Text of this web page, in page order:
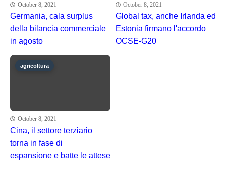
October 8, 2021
Germania, cala surplus
della bilancia commerciale
in agosto
October 8, 2021
Global tax, anche Irlanda ed
Estonia firmano l'accordo
OCSE-G20
agricoltura
October 8, 2021
Cina, il settore terziario
torna in fase di
espansione e batte le attese